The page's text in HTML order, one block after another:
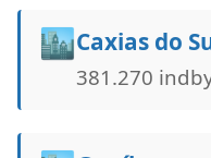
🏙️Caxias do
381.270